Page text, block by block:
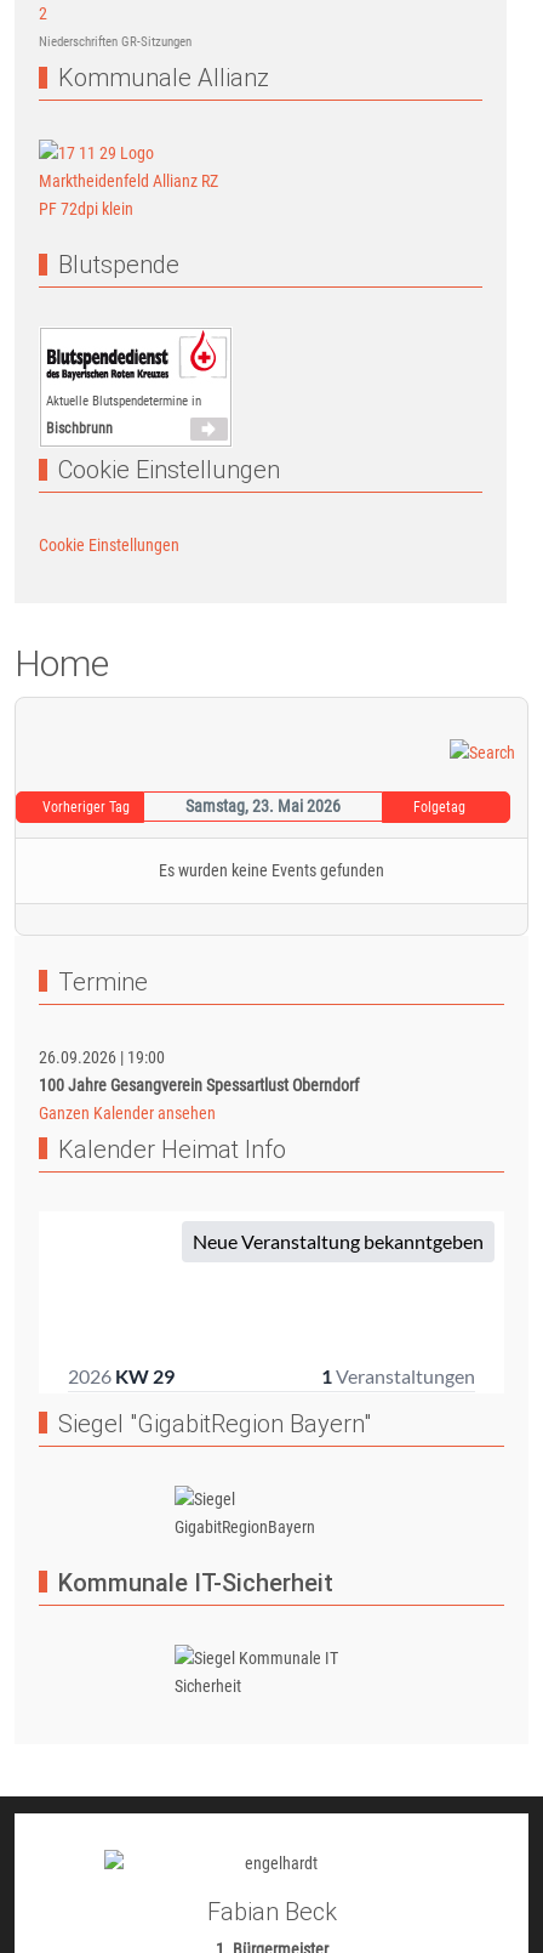
Niederschriften GR-Sitzungen
Kommunale Allianz
Blutspende
Aktuelle Blutspendetermine in
Bischbrunn
Cookie Einstellungen
Cookie Einstellungen
Home
Vorheriger Tag Samstag, 23. Mai 2026 Folgetag
Es wurden keine Events gefunden
Termine
26.09.2026 | 19:00
100 Jahre Gesangverein Spessartlust Oberndorf
Ganzen Kalender ansehen
Kalender Heimat Info
Siegel "GigabitRegion Bayern"
Kommunale IT-Sicherheit
Fabian Beck